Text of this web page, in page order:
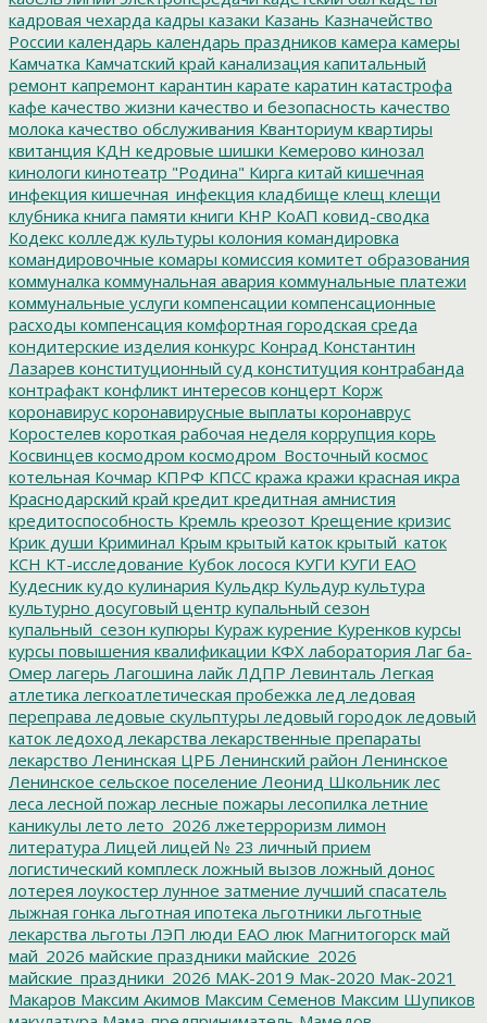
кадровая чехарда кадры казаки Казань Казначейство
России календарь календарь праздников камера камеры
Камчатка Камчатский край канализация капитальный
ремонт капремонт карантин карате каратин катастрофа
кафе качество жизни качество и безопасность качество
молока качество обслуживания Кванториум квартиры
квитанция КДН кедровые шишки Кемерово кинозал
кинологи кинотеатр "Родина" Кирга китай кишечная
инфекция кишечная_инфекция кладбище клещ клещи
клубника книга памяти книги КНР КоАП ковид-сводка
Кодекс колледж культуры колония командировка
командировочные комары комиссия комитет образования
коммуналка коммунальная авария коммунальные платежи
коммунальные услуги компенсации компенсационные
расходы компенсация комфортная городская среда
кондитерские изделия конкурс Конрад Константин
Лазарев конституционный суд конституция контрабанда
контрафакт конфликт интересов концерт Корж
коронавирус коронавирусные выплаты коронаврус
Коростелев короткая рабочая неделя коррупция корь
Косвинцев космодром космодром_Восточный космос
котельная Кочмар КПРФ КПСС кража кражи красная икра
Краснодарский край кредит кредитная амнистия
кредитоспособность Кремль креозот Крещение кризис
Крик души Криминал Крым крытый каток крытый_каток
КСН КТ-исследование Кубок лосося КУГИ КУГИ ЕАО
Кудесник кудо кулинария Кульдкр Кульдур культура
культурно досуговый центр купальный сезон
купальный_сезон купюры Кураж курение Куренков курсы
курсы повышения квалификации КФХ лаборатория Лаг ба-
Омер лагерь Лагошина лайк ЛДПР Левинталь Легкая
атлетика легкоатлетическая пробежка лед ледовая
переправа ледовые скульптуры ледовый городок ледовый
каток ледоход лекарства лекарственные препараты
лекарство Ленинская ЦРБ Ленинский район Ленинское
Ленинское сельское поселение Леонид Школьник лес
леса лесной пожар лесные пожары лесопилка летние
каникулы лето лето_2026 лжетерроризм лимон
литература Лицей лицей № 23 личный прием
логистический комплеск ложный вызов ложный донос
лотерея лоукостер лунное затмение лучший спасатель
лыжная гонка льготная ипотека льготники льготные
лекарства льготы ЛЭП люди ЕАО люк Магнитогорск май
май_2026 майские праздники майские_2026
майские_праздники_2026 МАК-2019 Мак-2020 Мак-2021
Макаров Максим Акимов Максим Семенов Максим Шупиков